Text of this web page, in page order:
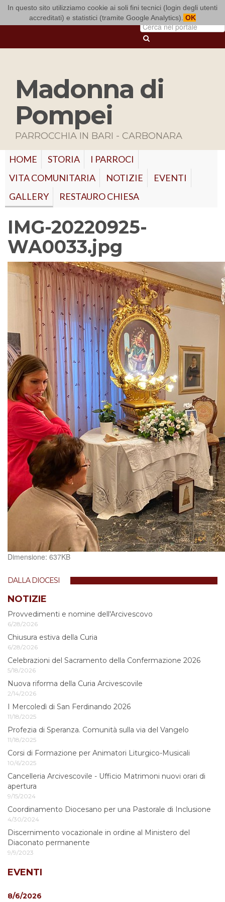
In questo sito utilizziamo cookie ai soli fini tecnici (login degli utenti
accreditati) e statistici (tramite Google Analytics). OK
ARCIDIOCESI DI BARI-BITONTO
Madonna di
Pompei
PARROCCHIA IN BARI - CARBONARA
HOME STORIA
I PARROCI
VITA COMUNITARIA
NOTIZIE
EVENTI
GALLERY
RESTAURO CHIESA
IMG-20220925-
WA0033.jpg
Clicca
vedere
alle
originali…
Dimensione: 637KB
DALLA DIOCESI
NOTIZIE
Provvedimenti e nomine dell'Arcivescovo
6/28/2026
Chiusura estiva della Curia
6/28/2026
Celebrazioni del Sacramento della Confermazione 2026
5/18/2026
Nuova riforma della Curia Arcivescovile
2/14/2026
I Mercoledì di San Ferdinando 2026
11/18/2025
Profezia di Speranza. Comunità sulla via del Vangelo
11/18/2025
Corsi di Formazione per Animatori Liturgico-Musicali
10/6/2025
Cancelleria Arcivescovile - Ufficio Matrimoni nuovi orari di
apertura
9/15/2024
Coordinamento Diocesano per una Pastorale di Inclusione
4/30/2024
Discernimento vocazionale in ordine al Ministero del
Diaconato permanente
9/9/2023
EVENTI
8/6/2026